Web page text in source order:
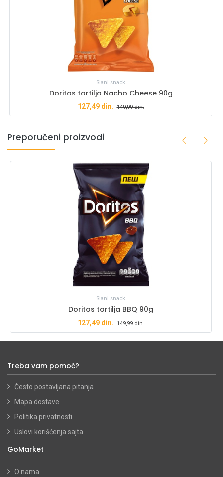
Slani snack
Doritos tortilja Nacho Cheese 90g
127,49din. 149,99din.
Preporučeni proizvodi
Slani snack
Doritos tortilja BBQ 90g
127,49din. 149,99din.
Treba vam pomoć?
Često postavljana pitanja
Mapa dostave
Politika privatnosti
Uslovi korišćenja sajta
GoMarket
O nama